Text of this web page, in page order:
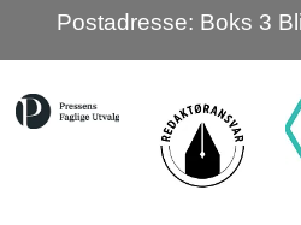
Postadresse: Boks 3